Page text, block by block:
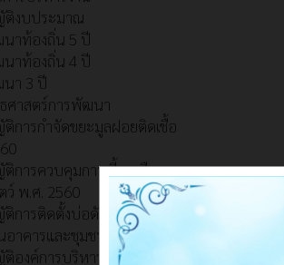
งบประมาณ
าท้องถิ่น 5 ปี
าท้องถิ่น 4 ปี
า 3 ปี
ศาสตร์การพัฒนา
การกำจัดขยะมูลฝอยติดเชื้อ
การควบคุมการเลี้ยงหรือ
ว์ พ.ศ. 2560
การติดตั้งบ่อดักไขมันบำบัด
อาคารและชุมชน พ.ศ. 2560
งค์การบริหารส่วนตำบล